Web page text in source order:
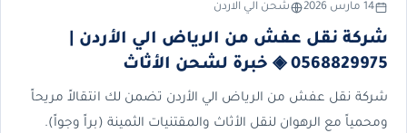
14 مارس 2026 شحن الي الاردن
شركة نقل عفش من الرياض الي الأردن |
0568829975 ◈ خبرة لشحن الأثاث
شركة نقل عفش من الرياض الي الأردن تضمن لك انتقالاً مريحاً
ومحمياً مع الرهوان لنقل الأثاث والمقتنيات الثمينة (براً وجواً).